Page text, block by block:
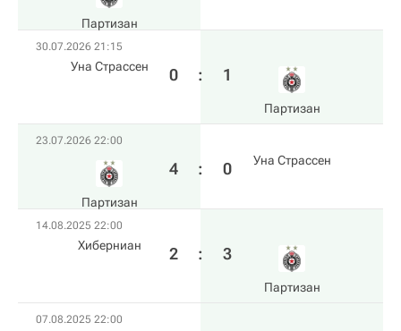
Партизан
30.07.2026 21:15
Уна Страссен 0 : 1
Партизан
23.07.2026 22:00
Партизан
4 : 0 Уна Страссен
14.08.2025 22:00
Хиберниан 2 : 3
Партизан
07.08.2025 22:00